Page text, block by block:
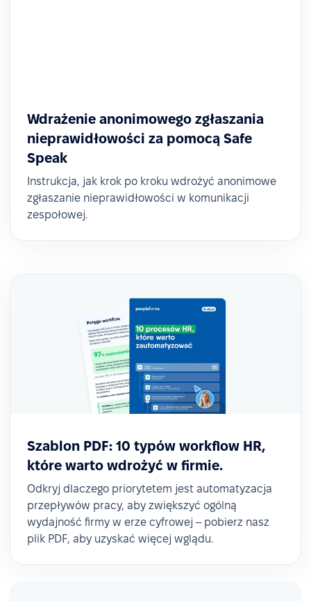
Wdrażenie anonimowego zgłaszania
nieprawidłowości za pomocą Safe
Speak
Instrukcja, jak krok po kroku wdrożyć anonimowe
zgłaszanie nieprawidłowości w komunikacji
zespołowej.
Szablon PDF: 10 typów workflow HR,
które warto wdrożyć w firmie.
Odkryj dlaczego priorytetem jest automatyzacja
przepływów pracy, aby zwiększyć ogólną
wydajność firmy w erze cyfrowej – pobierz nasz
plik PDF, aby uzyskać więcej wglądu.